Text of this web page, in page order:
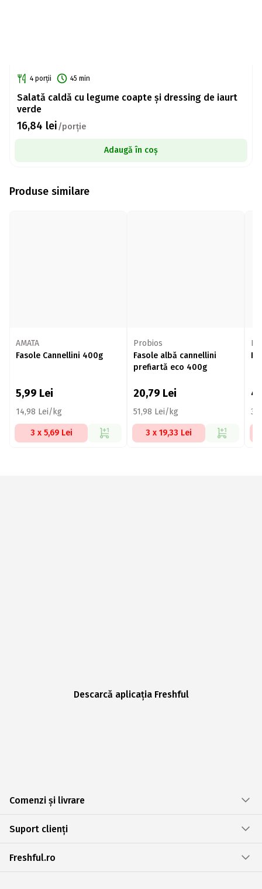
4 porții 45 min
Salată caldă cu legume coapte și dressing de iaurt
verde
16,84 lei/porție
Adaugă în coș
Produse similare
AMATA
Fasole Cannellini 400g
5,99 Lei
14,98 Lei/kg
3 x 5,69 Lei
Probios
Fasole albă cannellini
prefiartă eco 400g
20,79 Lei
51,98 Lei/kg
3 x 19,33 Lei
Descarcă aplicația Freshful
Comenzi și livrare
Suport clienți
Freshful.ro